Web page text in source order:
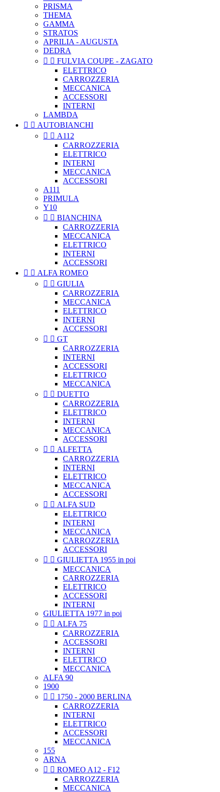
PRISMA
THEMA
GAMMA
STRATOS
APRILIA - AUGUSTA
DEDRA
  FULVIA COUPE - ZAGATO
ELETTRICO
CARROZZERIA
MECCANICA
ACCESSORI
INTERNI
LAMBDA
  AUTOBIANCHI
  A112
CARROZZERIA
ELETTRICO
INTERNI
MECCANICA
ACCESSORI
A111
PRIMULA
Y10
  BIANCHINA
CARROZZERIA
MECCANICA
ELETTRICO
INTERNI
ACCESSORI
  ALFA ROMEO
  GIULIA
CARROZZERIA
MECCANICA
ELETTRICO
INTERNI
ACCESSORI
  GT
CARROZZERIA
INTERNI
ACCESSORI
ELETTRICO
MECCANICA
  DUETTO
CARROZZERIA
ELETTRICO
INTERNI
MECCANICA
ACCESSORI
  ALFETTA
CARROZZERIA
INTERNI
ELETTRICO
MECCANICA
ACCESSORI
  ALFA SUD
ELETTRICO
INTERNI
MECCANICA
CARROZZERIA
ACCESSORI
  GIULIETTA 1955 in poi
MECCANICA
CARROZZERIA
ELETTRICO
ACCESSORI
INTERNI
GIULIETTA 1977 in poi
  ALFA 75
CARROZZERIA
ACCESSORI
INTERNI
ELETTRICO
MECCANICA
ALFA 90
1900
  1750 - 2000 BERLINA
CARROZZERIA
INTERNI
ELETTRICO
ACCESSORI
MECCANICA
155
ARNA
  ROMEO A12 - F12
CARROZZERIA
MECCANICA